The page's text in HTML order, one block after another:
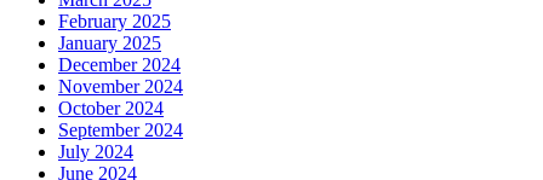
February 2025
January 2025
December 2024
November 2024
October 2024
September 2024
July 2024
June 2024